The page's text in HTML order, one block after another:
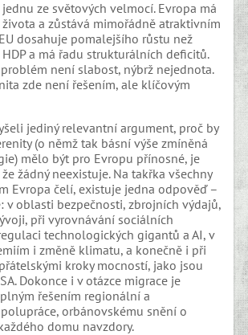
ze světových velmocí. Evropa má
a zůstává mimořádně atraktivním
dosahuje pomalejšího růstu než
a má řadu strukturálních deficitů.
není slabost, nýbrž nejednota.
zde není řešením, ale klíčovým
jediný relevantní argument, proč by
(o němž tak básní výše zmíněná
mělo být pro Evropu přínosné, je
žádný neexistuje. Na takřka všechny
Evropa čelí, existuje jedna odpověď –
v oblasti bezpečnosti, zbrojních výdajů,
při vyrovnávání sociálních
technologických gigantů a AI, v
i změně klimatu, a konečně i při
kroky mocností, jako jsou
Dokonce i v otázce migrace je
řešením regionální a
orbánovskému snění o
domu navzdory.